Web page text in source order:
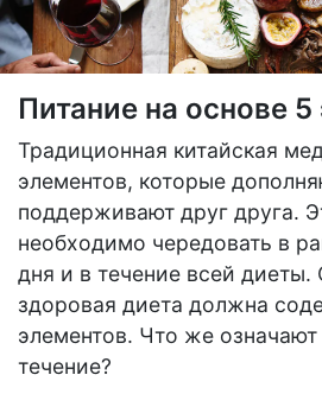
Питание на основе 5
Традиционная китайская
элементов, которые
поддерживают друг друга.
необходимо чередовать в
дня и в течение всей диеты.
здоровая диета должна
элементов. Что же
течение?